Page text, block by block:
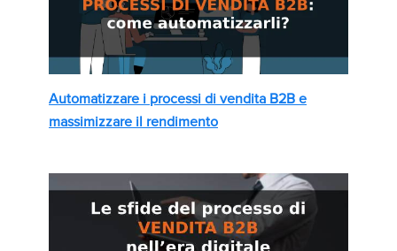
Automatizzare i processi di vendita B2B e
massimizzare il rendimento